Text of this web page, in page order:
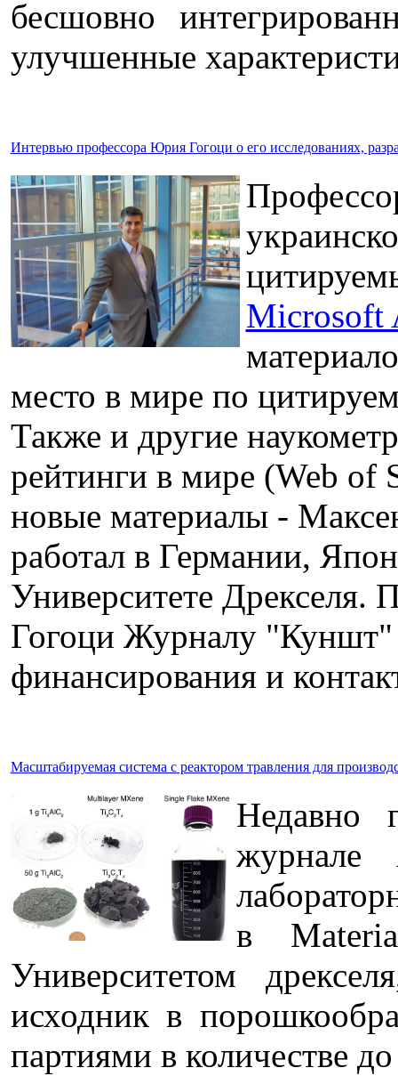
бесшовно
улучшенные
Интервью профессора Юрия Гогоци о его исследованиях,
Microsoft
место в мире по
Также и другие
рейтинги в мире (Web of
новые материалы -
работал в Германии,
Университете
Гогоци Журналу "Куншт"
финансирования и
Масштабируемая система c реактором травления для
Недавно
журнале
в
Университетом
исходник в
партиями в количестве